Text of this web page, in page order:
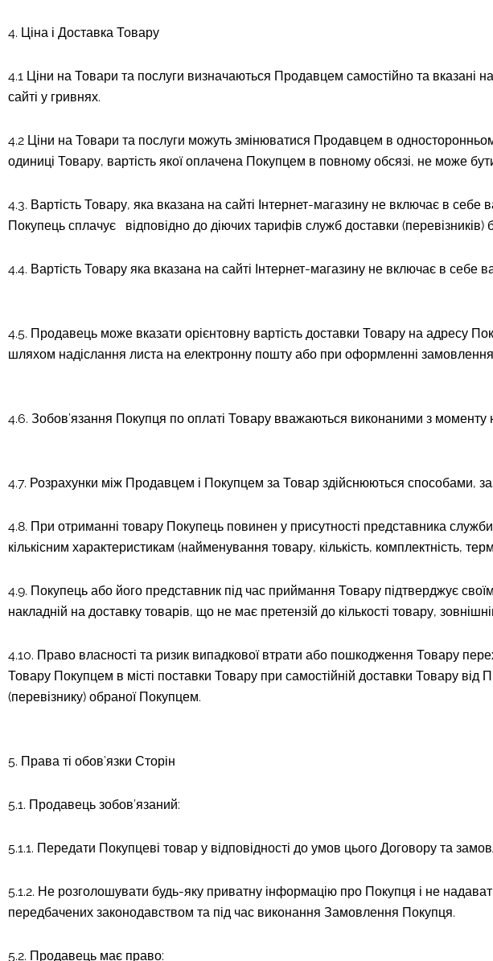
4. Ціна і Доставка Товару
4.1 Ціни на Товари та послуги визначаються Продавцем самостійно та вказані
сайті у гривнях.
4.2 Ціни на Товари та послуги можуть змінюватися Продавцем в
одиниці Товару, вартість якої оплачена Покупцем в повному обсязі, не може
4.3. Вартість Товару, яка вказана на сайті Інтернет-магазину не включає в
Покупець сплачує відповідно до діючих тарифів служб доставки
4.4. Вартість Товару яка вказана на сайті Інтернет-магазину не включає в себе
4.5. Продавець може вказати орієнтовну вартість доставки Товару на адресу
шляхом надіслання листа на електронну пошту або при оформленні
4.6. Зобов’язання Покупця по оплаті Товару вважаються виконаними з
4.7. Розрахунки між Продавцем і Покупцем за Товар здійснюються способами,
4.8. При отриманні товару Покупець повинен у присутності представника
кількісним характеристикам (найменування товару, кількість, комплектність,
4.9. Покупець або його представник під час приймання Товару підтверджує
накладній на доставку товарів, що не має претензій до кількості товару,
4.10. Право власності та ризик випадкової втрати або пошкодження Товару
Товару Покупцем в місті поставки Товару при самостійній доставки Товару
(перевізнику) обраної Покупцем.
5. Права ті обов’язки Сторін
5.1. Продавець зобов’язаний:
5.1.1. Передати Покупцеві товар у відповідності до умов цього Договору та
5.1.2. Не розголошувати будь-яку приватну інформацію про Покупця і не
передбачених законодавством та під час виконання Замовлення Покупця.
5.2. Продавець має право: